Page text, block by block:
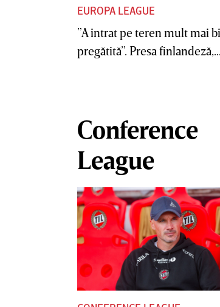
EUROPA LEAGUE
”A intrat pe teren mult mai
pregătită”. Presa
Conference
League